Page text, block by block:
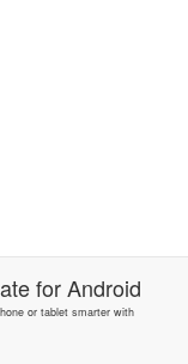
forAndroid
or tablet smarter with